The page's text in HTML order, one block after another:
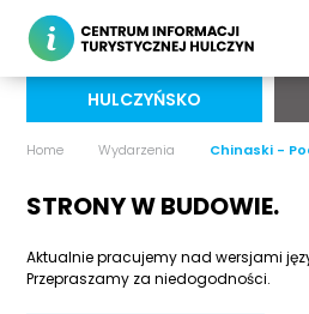
HULCZYŃSKO
Home Wydarzenia Chinaski -
STRONY W BUDOWIE.
Aktualnie pracujemy nad wersjami
Przepraszamy za niedogodności.